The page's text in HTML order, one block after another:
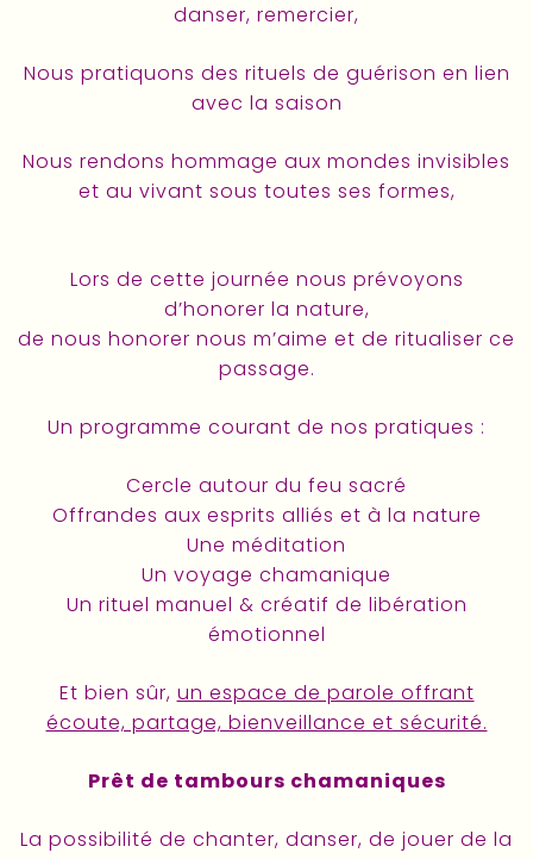
danser, remercier,
Nous pratiquons des rituels de guérison en lien
avec la saison
Nous rendons hommage aux mondes invisibles
et au vivant sous toutes ses formes,
Lors de cette journée nous prévoyons
d’honorer la nature,
de nous honorer nous m’aime et de ritualiser ce
passage.
Un programme courant de nos pratiques :
Cercle autour du feu sacré
Offrandes aux esprits alliés et à la nature
Une méditation
Un voyage chamanique
Un rituel manuel & créatif de libération
émotionnel
Et bien sûr, un espace de parole offrant
écoute, partage, bienveillance et sécurité.
Prêt de tambours chamaniques
La possibilité de chanter, danser, de jouer de la